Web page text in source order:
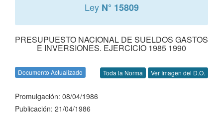
Ley N° 15809
PRESUPUESTO NACIONAL DE SUELDOS GASTOS
E INVERSIONES. EJERCICIO 1985 1990
Documento Actualizado Toda la Norma Ver Imagen del D.O.
Promulgación: 08/04/1986
Publicación: 21/04/1986